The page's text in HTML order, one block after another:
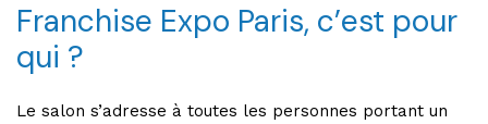
Franchise Expo Paris, c’est pour
qui ?
Le salon s’adresse à toutes les personnes portant un